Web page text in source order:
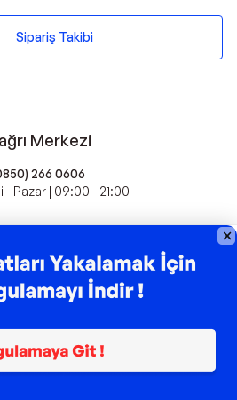
Xiaomi
Lavazza
Pro Plan
Sipariş Takibi
Merkezi
266 0606
- Pazar | 09:00 - 21:00